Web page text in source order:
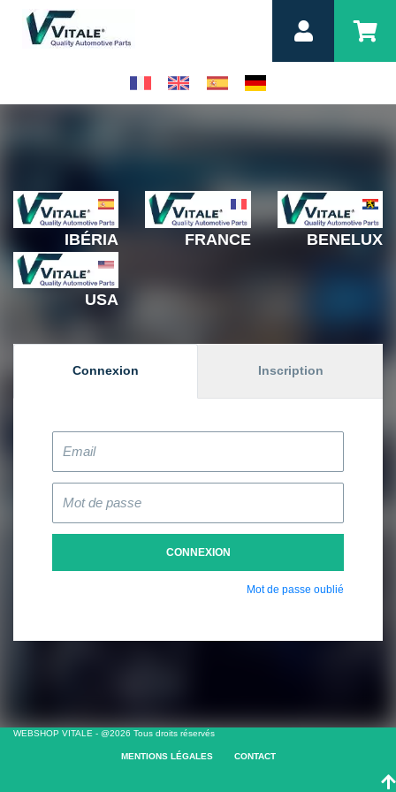
IBÉRIA FRANCE BENELUX
USA
Connexion Inscription
CONNEXION
Mot de passe oublié
WEBSHOP VITALE - @2026 Tous droits réservés
MENTIONS LÉGALES CONTACT